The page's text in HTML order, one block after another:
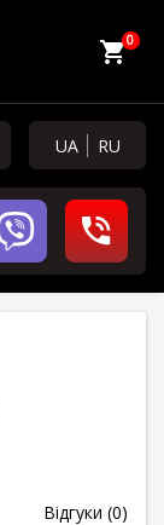
0
UA RU
Відгуки (0)